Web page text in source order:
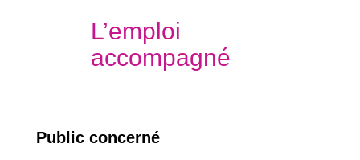
L’emploi
accompagné
Public concerné